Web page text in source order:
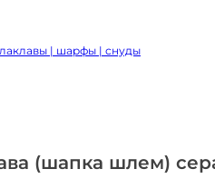
(шапка шлем)
| шарфы | снуды